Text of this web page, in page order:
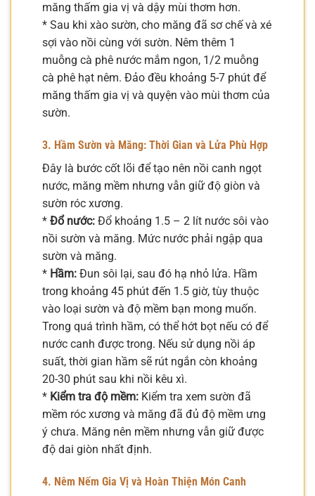
măng thấm gia vị và dậy mùi thơm hơn.
* Sau khi xào sườn, cho măng đã sơ chế và xé
sợi vào nồi cùng với sườn. Nêm thêm 1
muỗng cà phê nước mắm ngon, 1/2 muỗng
cà phê hạt nêm. Đảo đều khoảng 5-7 phút để
măng thấm gia vị và quyện vào mùi thơm của
sườn.
3. Hầm Sườn và Măng: Thời Gian và Lửa Phù Hợp
Đây là bước cốt lõi để tạo nên nồi canh ngọt
nước, măng mềm nhưng vẫn giữ độ giòn và
sườn róc xương.
* Đổ nước: Đổ khoảng 1.5 – 2 lít nước sôi vào
nồi sườn và măng. Mức nước phải ngập qua
sườn và măng.
* Hầm: Đun sôi lại, sau đó hạ nhỏ lửa. Hầm
trong khoảng 45 phút đến 1.5 giờ, tùy thuộc
vào loại sườn và độ mềm bạn mong muốn.
Trong quá trình hầm, có thể hớt bọt nếu có để
nước canh được trong. Nếu sử dụng nồi áp
suất, thời gian hầm sẽ rút ngắn còn khoảng
20-30 phút sau khi nồi kêu xì.
* Kiểm tra độ mềm: Kiểm tra xem sườn đã
mềm róc xương và măng đã đủ độ mềm ưng
ý chưa. Măng nên mềm nhưng vẫn giữ được
độ dai giòn nhất định.
4. Nêm Nếm Gia Vị và Hoàn Thiện Món Canh